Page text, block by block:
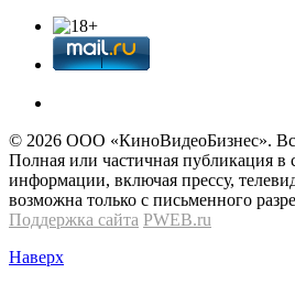
© 2026 OOО «КиноВидеоБизнес».
Полная или частичная публикация в
информации, включая прессу,
возможна только с письменного
Поддержка сайта PWEB.ru
Наверх